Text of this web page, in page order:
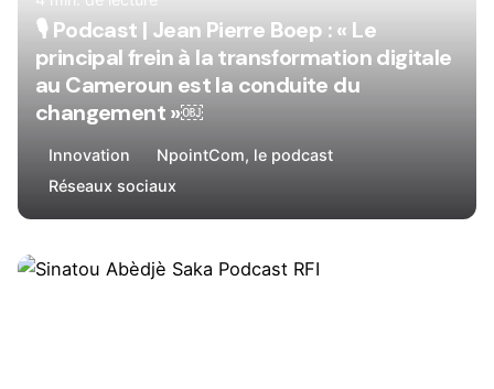
🎙Podcast | Jean Pierre Boep : « Le
principal frein à la transformation digitale
au Cameroun est la conduite du
changement »￼
Innovation
NpointCom, le podcast
Réseaux sociaux
Rédigé par